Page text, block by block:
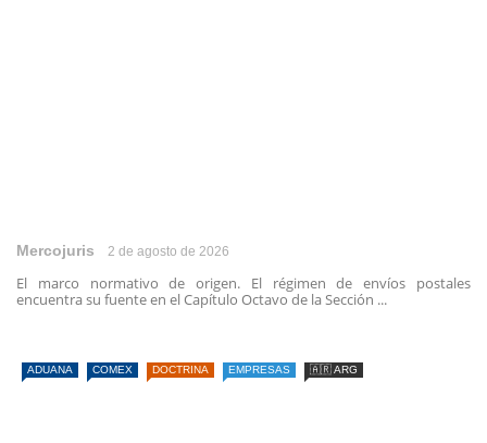
Mercojuris 2 de agosto de 2026
El marco normativo de origen. El régimen de envíos postales
encuentra su fuente en el Capítulo Octavo de la Sección ...
ADUANA COMEX DOCTRINA EMPRESAS 🇦🇷 ARG